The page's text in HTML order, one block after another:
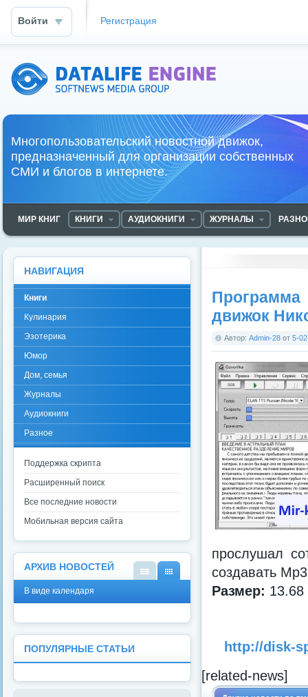
Войти Регистрация
Многопользовательский новостной движок,
предназначенный для организации собственных
СМИ и блогов в интернете.
МИР КНИГ КНИГИ АУДИОКНИГИ ЖУРНАЛЫ
движок
Автор: Admin-28 от 5-
прослушал
создавать
Размер: 13.68
http://disk-
[related-news]
НАВИГАЦИЯ
Книги
Кулинария
Эзотерика
Юмор
Дом, семья
Журналы
Аудиокниги
Разное
Поддержка скрипта
Расширенный поиск
Все последние новости
Мобильная версия сайта
АРХИВ НОВОСТЕЙ
кален
списк
В виде календаря
ПОПУЛЯРНЫЕ СТАТЬИ